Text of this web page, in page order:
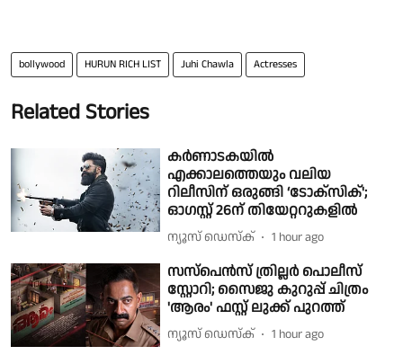
bollywood HURUN RICH LIST Juhi Chawla Actresses
Related Stories
കർണാടകയിൽ
എക്കാലത്തെയും വലിയ
റിലീസിന് ഒരുങ്ങി ‘ടോക്സിക്';
ഓഗസ്റ്റ് 26ന് തിയേറ്ററുകളിൽ
ന്യൂസ് ഡെസ്ക് 1 hour ago
സസ്‌പെൻസ് ത്രില്ലർ പൊലീസ്
സ്റ്റോറി; സൈജു കുറുപ്പ് ചിത്രം
'ആരം' ഫസ്റ്റ് ലുക്ക് പുറത്ത്
ന്യൂസ് ഡെസ്ക് 1 hour ago